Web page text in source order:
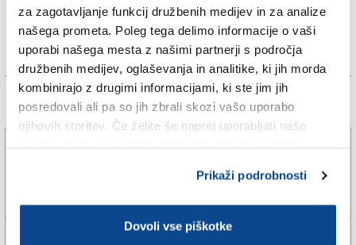
za zagotavljanje funkcij družbenih medijev in za analize
našega prometa. Poleg tega delimo informacije o vaši
uporabi našega mesta z našimi partnerji s področja
družbenih medijev, oglaševanja in analitike, ki jih morda
kombinirajo z drugimi informacijami, ki ste jim jih
posredovali ali pa so jih zbrali skozi vašo uporabo
njihovih storitev. Če želite še naprej uporabljati našo
Prikaži podrobnosti
Dovoli vse piškotke
Več novic
7. avg. 2026 | 7:11
Poziv k ustvarjanju izven ustaljenih okvirjev